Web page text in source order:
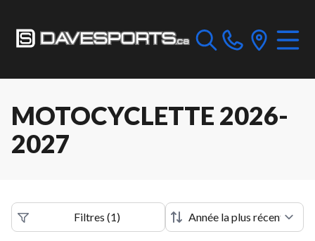
MOTOCYCLETTE 2026-
2027
Filtres (1)